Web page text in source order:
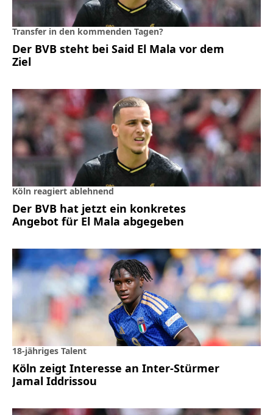
Transfer in den kommenden Tagen?
Der BVB steht bei Said El Mala vor dem
Ziel
Köln reagiert ablehnend
Der BVB hat jetzt ein konkretes
Angebot für El Mala abgegeben
18-jähriges Talent
Köln zeigt Interesse an Inter-Stürmer
Jamal Iddrissou